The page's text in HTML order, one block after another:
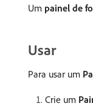
Um painel de
Usar
Para usar um
Crie um